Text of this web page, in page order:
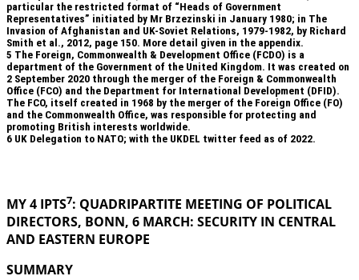
particular the restricted format of “Heads of Government
Representatives” initiated by Mr Brzezinski in January 1980; in The
Invasion of Afghanistan and UK-Soviet Relations, 1979-1982, by Richard
Smith et al., 2012, page 150. More detail given in the appendix.
5 The Foreign, Commonwealth & Development Office (FCDO) is a
department of the Government of the United Kingdom. It was created on
2 September 2020 through the merger of the Foreign & Commonwealth
Office (FCO) and the Department for International Development (DFID).
The FCO, itself created in 1968 by the merger of the Foreign Office (FO)
and the Commonwealth Office, was responsible for protecting and
promoting British interests worldwide.
6 UK Delegation to NATO; with the UKDEL twitter feed as of 2022.
MY 4 IPTS7: QUADRIPARTITE MEETING OF POLITICAL
DIRECTORS, BONN, 6 MARCH: SECURITY IN CENTRAL
AND EASTERN EUROPE
SUMMARY